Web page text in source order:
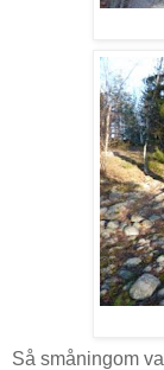
Så småningom